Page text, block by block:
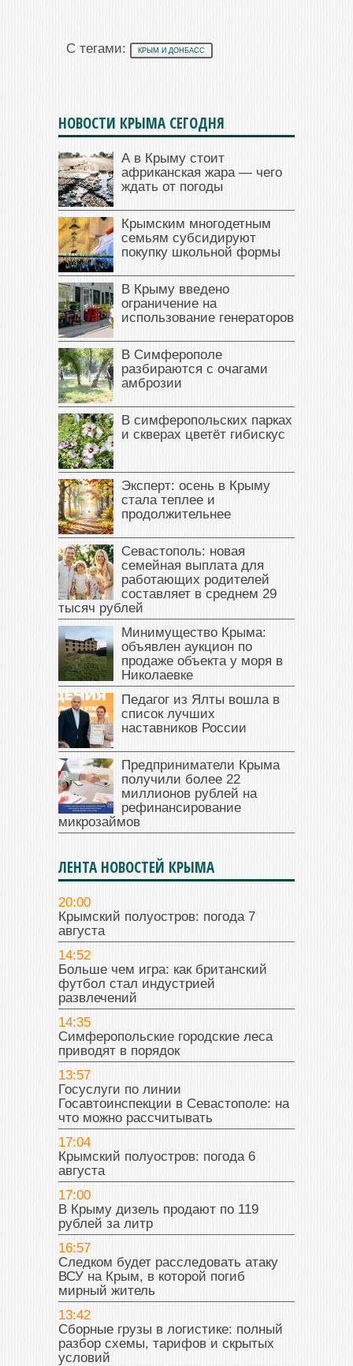
С тегами: КРЫМ И ДОНБАСС
НОВОСТИ КРЫМА СЕГОДНЯ
А в Крыму стоит
африканская жара — чего
ждать от погоды
Крымским многодетным
семьям субсидируют
покупку школьной формы
В Крыму введено
ограничение на
использование генераторов
В Симферополе
разбираются с очагами
амброзии
В симферопольских парках
и скверах цветёт гибискус
Эксперт: осень в Крыму
стала теплее и
продолжительнее
Севастополь: новая
семейная выплата для
работающих родителей
составляет в среднем 29
тысяч рублей
Минимущество Крыма:
объявлен аукцион по
продаже объекта у моря в
Николаевке
Педагог из Ялты вошла в
список лучших
наставников России
Предприниматели Крыма
получили более 22
миллионов рублей на
рефинансирование
микрозаймов
ЛЕНТА НОВОСТЕЙ КРЫМА
20:00
Крымский полуостров: погода 7
августа
14:52
Больше чем игра: как британский
футбол стал индустрией
развлечений
14:35
Симферопольские городские леса
приводят в порядок
13:57
Госуслуги по линии
Госавтоинспекции в Севастополе: на
что можно рассчитывать
17:04
Крымский полуостров: погода 6
августа
17:00
В Крыму дизель продают по 119
рублей за литр
16:57
Следком будет расследовать атаку
ВСУ на Крым, в которой погиб
мирный житель
13:42
Сборные грузы в логистике: полный
разбор схемы, тарифов и скрытых
условий